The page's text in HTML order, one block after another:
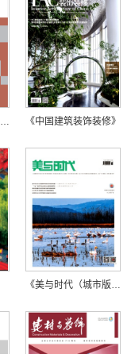
《施工技术研究》（国际版） 《中国建筑装饰装修》
《美与时代（城市版）》